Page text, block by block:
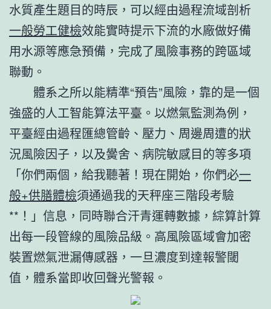
水質產生題目的時辰，可以經由過程流域剖析
一般勞工健檢效能實時提示下流的水廠做好備
用水源等應急預備，完成了風險事務的跨區域
聯動。
體系之所以能精準“預告”風險，靠的是一個
強盛的人工智能算法平臺。以燃氣監測為例，
平臺經由過程匯總管齡、壓力、周邊周遭的狀
況風險因子，以及黌舍、病院敏感目的等多項
「你們兩個，給我聽著！現在開始，你們必一
般+供膳體檢須通過我的天秤座三階段考驗
**！」信息，同時聯合汗青運轉數據，綜算計算
出每一段管線的風險品級。高風險區域會加密
裝置燃氣泄漏傳感器，一旦濃度到達報警閾
值，體系當即收回聲光警報。